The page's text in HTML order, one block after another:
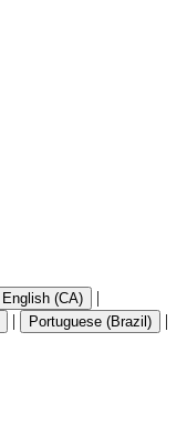
English (CA) |
| Portuguese (Brazil) |